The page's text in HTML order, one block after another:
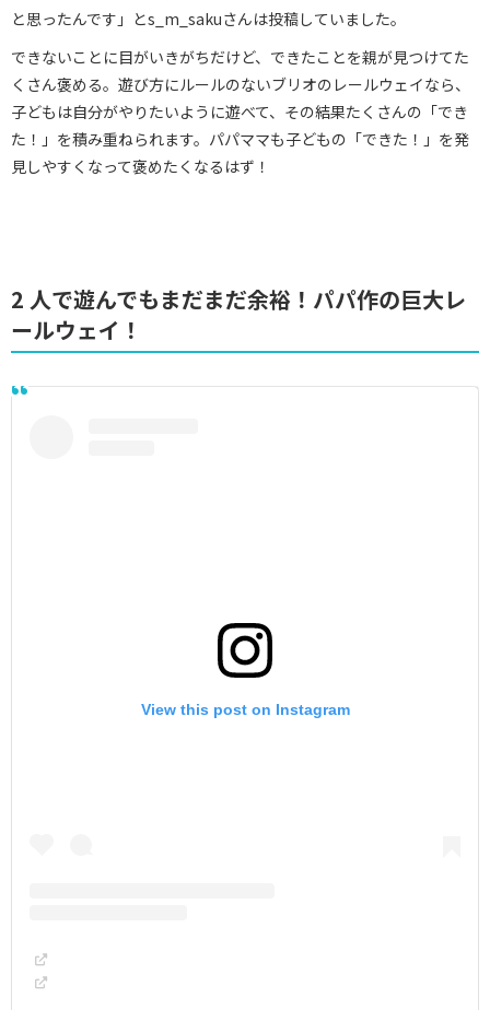
と思ったんです」とs_m_sakuさんは投稿していました。
できないことに目がいきがちだけど、できたことを親が見つけてた
くさん褒める。遊び方にルールのないブリオのレールウェイなら、
子どもは自分がやりたいように遊べて、その結果たくさんの「でき
た！」を積み重ねられます。パパママも子どもの「できた！」を発
見しやすくなって褒めたくなるはず！
2 人で遊んでもまだまだ余裕！パパ作の巨大レ
ールウェイ！
View this post on Instagram